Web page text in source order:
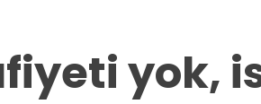
yok,